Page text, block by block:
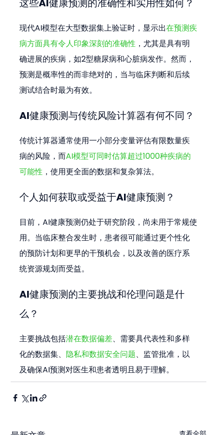
这些AI健康预测的准确性和实用性如何？
现代AI模型在大型数据集上验证时，显示出在预测疾
病方面具有令人印象深刻的准确性 ，尤其是具有明
确进展的疾病，如2型糖尿病和心脏病发作。然而，
预测是概率性的而非绝对的，当与临床判断和后续
测试结合时最为有效。
AI健康预测与传统风险计算器有何不同？
传统计算器通常使用一小部分变量评估有限数量疾
病的风险，而AI模型可同时估算超过1000种疾病的
可能性 ，使用更全面的数据和复杂算法。
个人如何获取或受益于AI健康预测？
目前，AI健康预测仍处于研究阶段，尚未用于常规使
用。当临床整合发生时，患者很可能通过更个性化
的预防计划和更早的干预机会，以及改善的医疗系
统资源规划而受益。
AI健康预测的主要挑战和伦理问题是什
么？
主要挑战包括潜在数据偏差、需要具代表性和多样
化的数据集、隐私和数据安全问题、监管批准，以
及确保AI预测对医生和患者透明且易于理解。